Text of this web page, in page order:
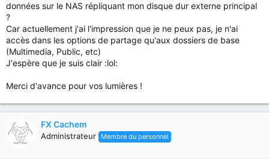
données sur le NAS répliquant mon disque dur externe principal
?
Car actuellement j'ai l'impression que je ne peux pas, je n'ai
accès dans les options de partage qu'aux dossiers de base
(Multimedia, Public, etc)
J'espère que je suis clair :lol:
Merci d'avance pour vos lumières !
FX Cachem
Administrateur Membre du personnel